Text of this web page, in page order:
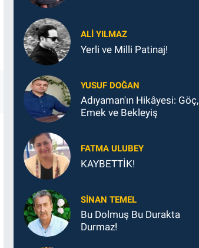
ALI YILMAZ
Yerli ve Milli Patinaj!
YUSUF DOĞAN
Adıyaman'ın Hikâyesi: Göç,
Emek ve Bekleyiş
FATMA ULUBEY
KAYBETTİK!
SINAN TEMEL
Bu Dolmuş Bu Durakta
Durmaz!